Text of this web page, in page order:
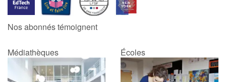
Catalogue anglais
Contraste +
Nos abonnés témoignent
Médiathèques Écoles